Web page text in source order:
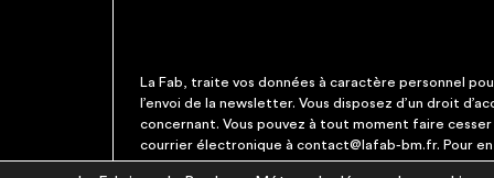
La Fab, traite vos données à caractère personnel
l’envoi de la newsletter. Vous disposez d’un droit
concernant. Vous pouvez à tout moment faire
courrier électronique à contact@lafab-bm.fr. Pour